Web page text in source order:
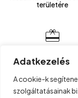
Adatkezelés
A cookie-k
szolgáltatásainak
területére